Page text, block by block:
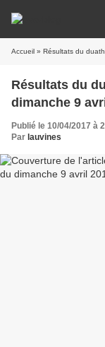
Accueil » Résultats du
Résultats du
dimanche 9
Publié le 10/04/2017 à
Par lauvines